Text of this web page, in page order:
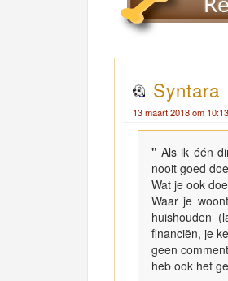
Syntara
13 maart 2018 om 10:13
"Als ik één
nooit goed
Wat je ook
Waar je
huishouden
financiën, je
geen
heb ook het